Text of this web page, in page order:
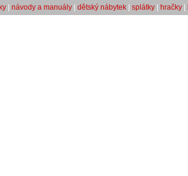
| návody a manuály| dětský nábytek| splátky| hračky|